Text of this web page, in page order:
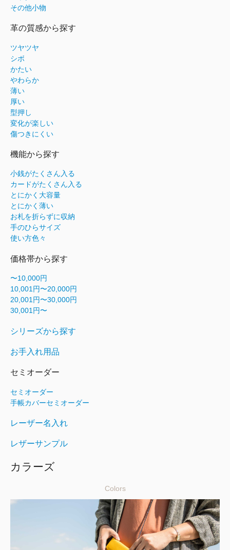
その他小物
革の質感から探す
ツヤツヤ
シボ
かたい
やわらか
薄い
厚い
型押し
変化が楽しい
傷つきにくい
機能から探す
小銭がたくさん入る
カードがたくさん入る
とにかく大容量
とにかく薄い
お札を折らずに収納
手のひらサイズ
使い方色々
価格帯から探す
〜10,000円
10,001円〜20,000円
20,001円〜30,000円
30,001円〜
シリーズから探す
お手入れ用品
セミオーダー
セミオーダー
手帳カバーセミオーダー
レーザー名入れ
レザーサンプル
カラーズ
Colors